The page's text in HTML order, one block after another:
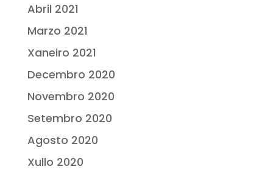
Abril 2021
Marzo 2021
Xaneiro 2021
Decembro 2020
Novembro 2020
Setembro 2020
Agosto 2020
Xullo 2020